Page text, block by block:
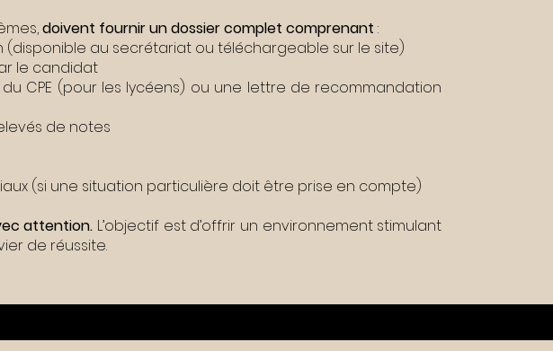
doivent fournir un dossier complet comprenant :
(disponible au secrétariat ou téléchargeable sur le site)
le candidat
CPE (pour les lycéens) ou une lettre de recommandation
de notes
(si une situation particulière doit être prise en compte)
attention. L’objectif est d’offrir un environnement stimulant
de réussite.